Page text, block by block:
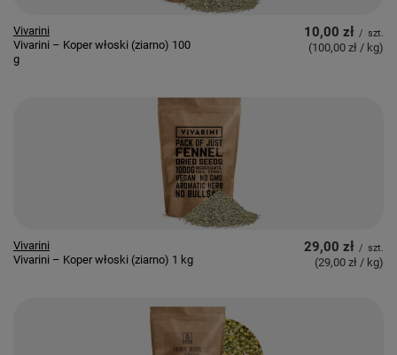
Vivarini
Vivarini – Koper włoski (ziarno) 100
g
10,00 zł / szt.
(100,00 zł / kg)
Vivarini
Vivarini – Koper włoski (ziarno) 1 kg
29,00 zł / szt.
(29,00 zł / kg)